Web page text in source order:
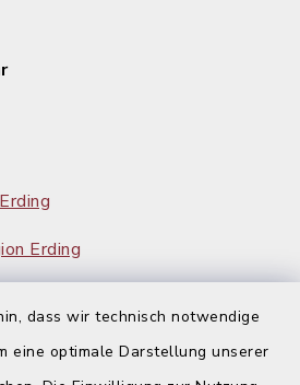
dass wir technisch notwendige
eine optimale Darstellung unserer
Erding